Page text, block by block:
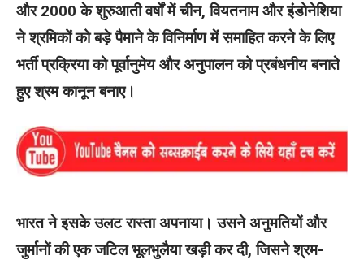
और 2000 के शुरुआती वर्षों में चीन, वियतनाम और इंडोनेशिया
ने श्रमिकों को बड़े पैमाने के विनिर्माण में समाहित करने के लिए
भर्ती प्रक्रिया को पूर्वानुमेय और अनुपालन को प्रबंधनीय बनाते
हुए श्रम कानून बनाए।
भारत ने इसके उलट रास्ता अपनाया। उसने अनुमतियों और
जुर्मानों की एक जटिल भूलभुलैया खड़ी कर दी, जिसने श्रम-